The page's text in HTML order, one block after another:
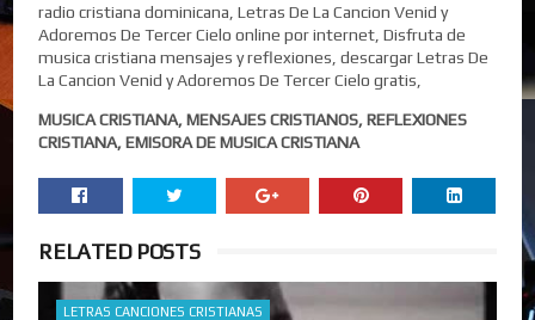
radio cristiana dominicana, Letras De La Cancion Venid y
Adoremos De Tercer Cielo online por internet, Disfruta de
musica cristiana mensajes y reflexiones, descargar Letras De
La Cancion Venid y Adoremos De Tercer Cielo gratis,
MUSICA CRISTIANA, MENSAJES CRISTIANOS, REFLEXIONES
CRISTIANA, EMISORA DE MUSICA CRISTIANA
RELATED POSTS
LETRAS CANCIONES CRISTIANAS